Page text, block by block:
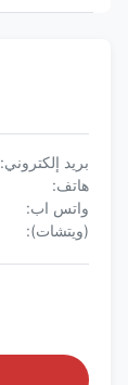
بريد إلكتروني:
هاتف:
واتس اب:
(ويتشات):